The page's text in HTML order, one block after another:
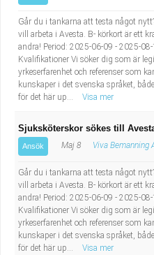
Går du i tankarna att testa något
vill arbeta i Avesta. B- körkort är ett
andra! Period: 2025-06-09 - 2025-
Kvalifikationer Vi söker dig som är
yrkeserfarenhet och referenser som
kunskaper i det svenska språket,
för det här up...
Visa mer
Sjuksköterskor sökes till
Ansök Maj 8 Viva Bemanning
Går du i tankarna att testa något
vill arbeta i Avesta. B- körkort är ett
andra! Period: 2025-06-09 - 2025-
Kvalifikationer Vi söker dig som är
yrkeserfarenhet och referenser som
kunskaper i det svenska språket,
för det här up...
Visa mer